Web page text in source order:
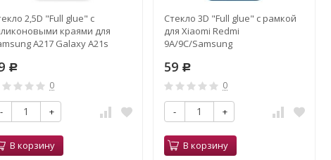
2,5D "Full glue" с
краями для
A217 Galaxy A21s
Р
0
- +
В корзину
Стекло 3D "Full glue" с рамкой
для Xiaomi Redmi
9A/9C/Samsung
59 Р
0
- +
В корзину